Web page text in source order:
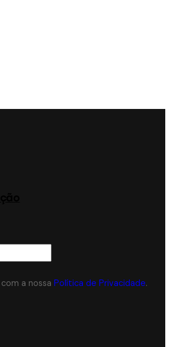
a nossa Política de Privacidade.